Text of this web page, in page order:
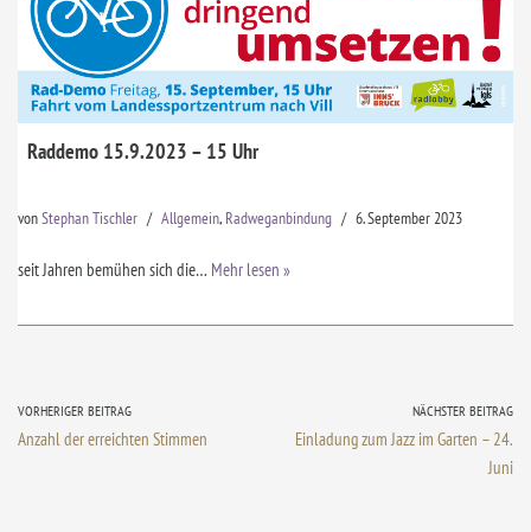
Raddemo 15.9.2023 – 15 Uhr
vonStephan Tischler Allgemein, Radweganbindung 6. September 2023
seit Jahren bemühen sich die… Mehr lesen »
VORHERIGER BEITRAG
Anzahl der erreichten Stimmen
NÄCHSTER BEITRAG
Einladung zum Jazz im Garten – 24.
Juni